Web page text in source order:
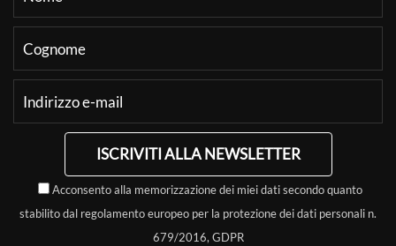
ISCRIVITI ALLA NEWSLETTER
Acconsento alla memorizzazione dei miei dati secondo quanto
stabilito dal regolamento europeo per la protezione dei dati personali n.
679/2016, GDPR